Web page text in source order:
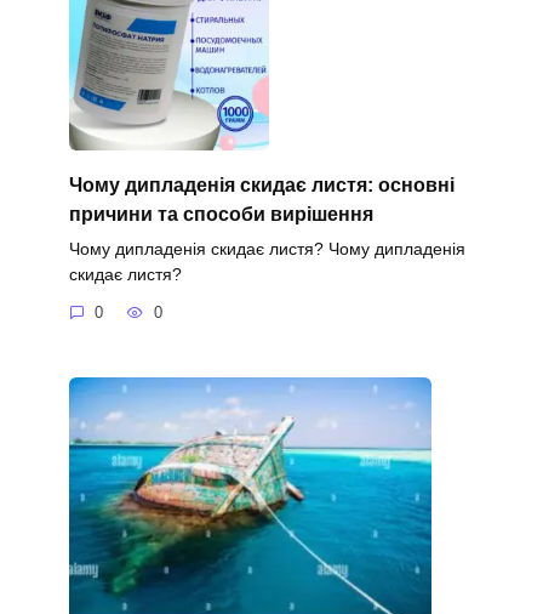
Чому дипладенія скидає листя: основні
причини та способи вирішення
Чому дипладенія скидає листя? Чому дипладенія
скидає листя?
0 0